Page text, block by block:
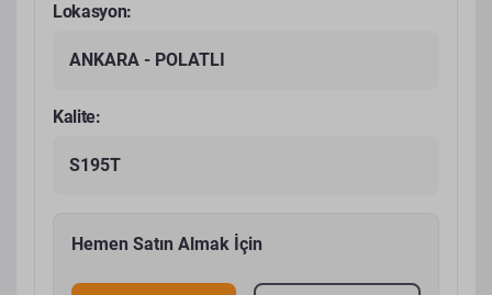
Lokasyon:
ANKARA - POLATLI
Kalite:
S195T
Hemen Satın Almak İçin